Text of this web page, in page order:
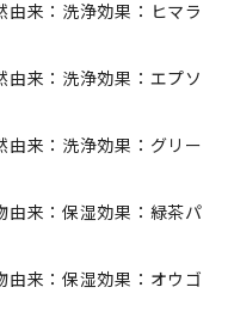
効果：ヒマラ
浄効果：エプソ
洗浄効果：グリー
効果：緑茶パ
保湿効果：オウゴ